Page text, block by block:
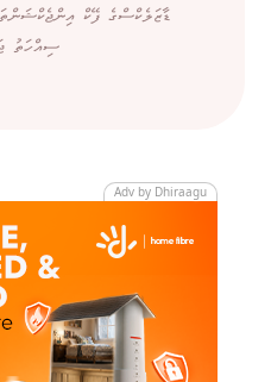
ޑާޒަލެކްސްގެ ފޭކް
ސިއްހަތު
Adv by Dhiraagu